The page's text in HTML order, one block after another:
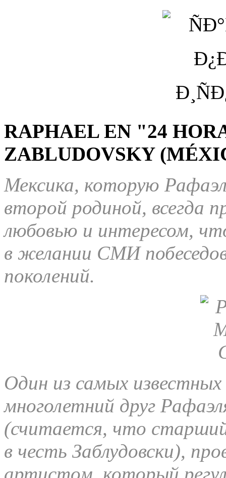
RAPHAEL EN "24
ZABLUDOVSKY
Мексика, которую
второй родиной, всегда
любовью и интересом,
в желании СМИ
поколений.
Один из самых
многолетний друг
(считается, что
в честь Заблудовски),
артистом, который